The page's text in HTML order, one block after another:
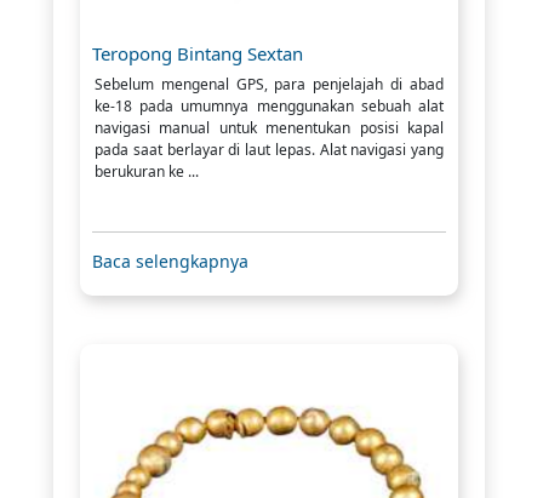
Teropong Bintang Sextan
Sebelum mengenal GPS, para penjelajah di abad
ke-18 pada umumnya menggunakan sebuah alat
navigasi manual untuk menentukan posisi kapal
pada saat berlayar di laut lepas. Alat navigasi yang
berukuran ke ...
Baca selengkapnya